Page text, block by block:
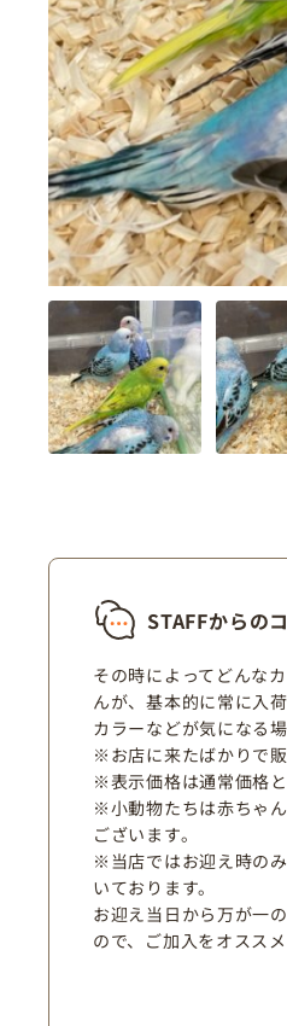
STAFFからの
その時によってどんな
んが、基本的に常に入
カラーなどが気になる
※お店に来たばかりで
※表示価格は通常価格と
※小動物たちは赤ちゃ
ございます。
※当店ではお迎え時の
いております。
お迎え当日から万が一
ので、ご加入をオススメ